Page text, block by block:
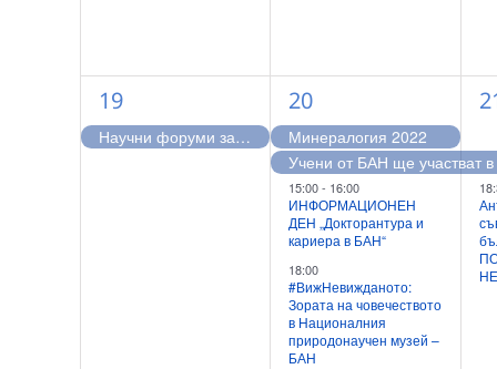
1
събитие,
19
Научни форуми за Гоце Делчев и 100-годишнината на македонските политически организации
4
събития,
20
Минералогия 2022
15:00- 16:00
ИНФОРМАЦИОНЕН
ДЕН „Докторантура и
кариера в БАН“
18:00
#ВижНевижданото:
Зората на човечеството
в Националния
природонаучен музей –
БАН
2